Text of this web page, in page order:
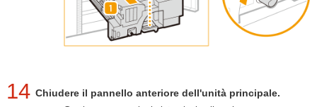
14 Chiudere il pannello anteriore dell'unità principale.